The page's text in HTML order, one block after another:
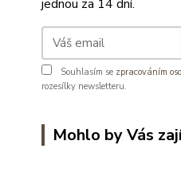
jednou za 14 dní.
Souhlasím se zpracováním
rozesílky newsletteru.
Mohlo by Vás